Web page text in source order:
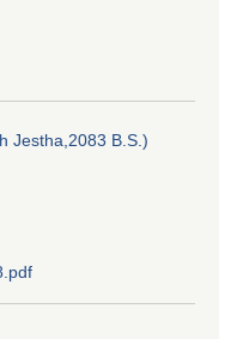
Jestha,2083 B.S.)